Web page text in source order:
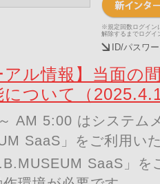
※規定回数ログイン
解除するまでログイ
ID/パスワ
アル情報】当面の
ついて（
AM 5:00 はシステム
SaaS」をご利用い
SaaS」を